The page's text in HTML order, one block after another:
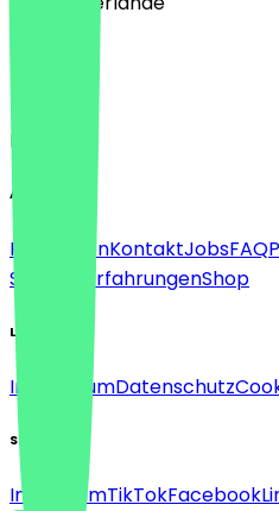
Sprache
Deutsch
English
About
Für FirmenKontaktJobsFAQ
Support
ErfahrungenShop
Legal
ImpressumDatenschutz
Social
InstagramTikTokFacebook